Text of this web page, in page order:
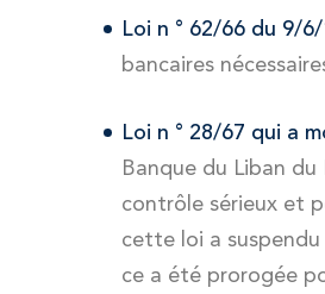
Loi n ° 62/66 du 9/
bancaires
Loi n ° 28/67 qui a
Banque du Liban
contrôle sérieux et
cette loi a
ce a été prorogée